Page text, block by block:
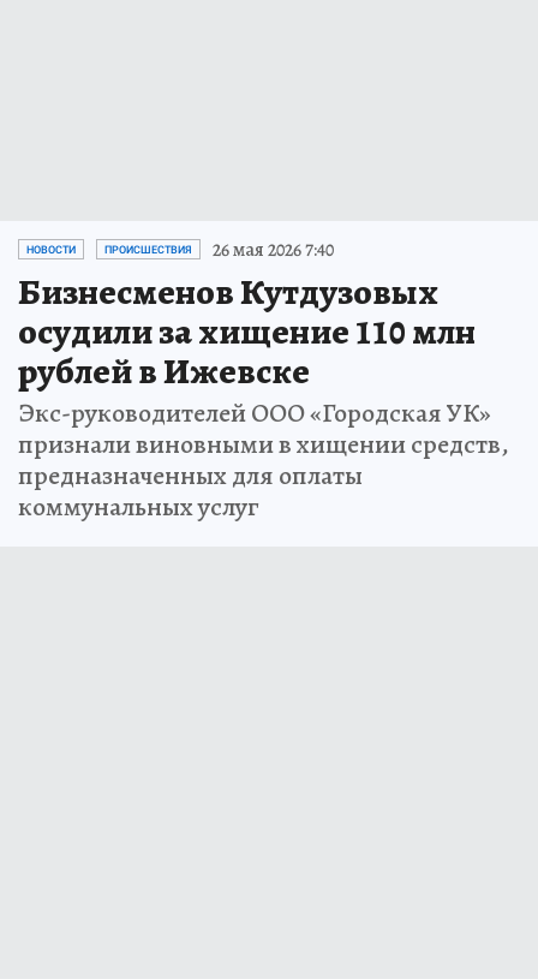
НОВОСТИ ПРОИСШЕСТВИЯ 26 мая 2026 7:40
Бизнесменов Кутдузовых
осудили за хищение 110 млн
рублей в Ижевске
Экс-руководителей ООО «Городская УК»
признали виновными в хищении средств,
предназначенных для оплаты
коммунальных услуг